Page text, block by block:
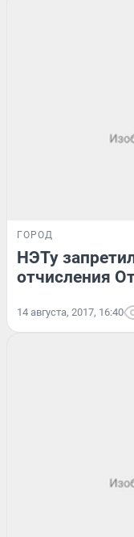
ГОРОД
НЭТу
отчисления
14 августа, 2017, 16:40